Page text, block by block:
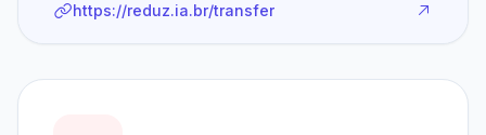
https://reduz.ia.br/transfer